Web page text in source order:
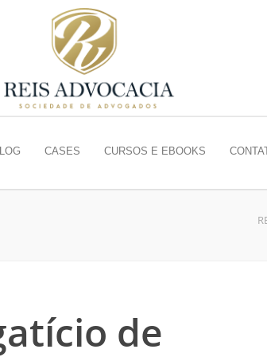
CASES CURSOS E EBOOKS
de